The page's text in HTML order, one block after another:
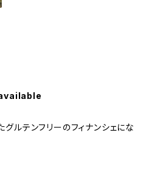
ルテンフリーのフィナンシェにな